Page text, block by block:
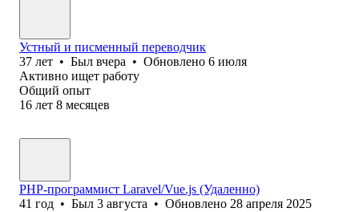
Устный и писменный переводчик
37 лет • Был вчера • Обновлено 6 июля
Активно ищет работу
Общий опыт
16 лет 8 месяцев
PHP-программист Laravel/Vue.js (Удаленно)
41 год • Был 3 августа • Обновлено 28 апреля 2025